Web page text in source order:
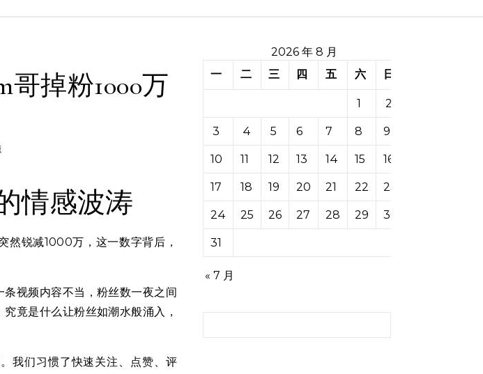
掉粉1000万
情感波涛
然锐减1000万，这一数字背后，
视频内容不当，粉丝数一夜之间
竟是什么让粉丝如潮水般涌入，
我们习惯了快速关注、点赞、评
2026 年 8 月
一
二 三 四 五 六 日
1 2
3 4 5 6 7 8 9
10 11 12 13 14 15 16
17 18 19 20 21 22 23
24 25 26 27 28 29 30
31
« 7 月